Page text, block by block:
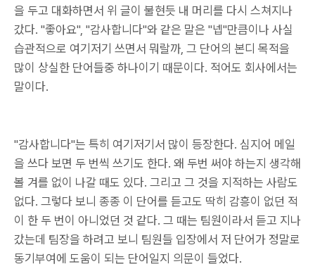
을 두고 대화하면서 위 글이 불현듯 내 머리를 다시 스쳐지나
갔다. "좋아요", "감사합니다"와 같은 말은 "넵"만큼이나 사실
습관적으로 여기저기 쓰면서 뭐랄까, 그 단어의 본디 목적을
많이 상실한 단어들중 하나이기 때문이다. 적어도 회사에서는
말이다.
"감사합니다"는 특히 여기저기서 많이 등장한다. 심지어 메일
을 쓰다 보면 두 번씩 쓰기도 한다. 왜 두번 써야 하는지 생각해
볼 겨를 없이 나갈 때도 있다. 그리고 그 것을 지적하는 사람도
없다. 그렇다 보니 종종 이 단어를 듣고도 딱히 감흥이 없던 적
이 한 두 번이 아니었던 것 같다. 그 때는 팀원이라서 듣고 지나
갔는데 팀장을 하려고 보니 팀원들 입장에서 저 단어가 정말로
동기부여에 도움이 되는 단어일지 의문이 들었다.